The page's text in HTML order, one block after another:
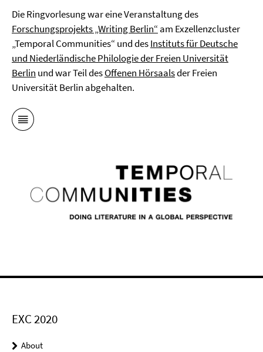
Die Ringvorlesung war eine Veranstaltung des
Forschungsprojekts „Writing Berlin“ am Exzellenzcluster
„Temporal Communities“ und desInstituts für Deutsche
und Niederländische Philologie der Freien Universität
Berlin und war Teil desOffenen Hörsaalsder Freien
Universität Berlin abgehalten.
EXC 2020
About